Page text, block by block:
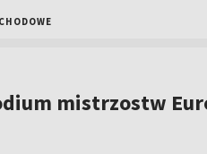
mistrzostw